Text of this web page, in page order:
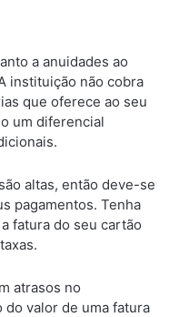
a anuidades ao
instituição não cobra
que oferece ao seu
um diferencial
altas, então deve-se
pagamentos. Tenha
fatura do seu cartão
atrasos no
do valor de uma fatura